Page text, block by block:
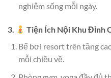
nghiệm sống mỗi ngày.
3.
Tiện Ích Nội Khu Đỉnh
Bể bơi resort trên tầng
mỗi chiều về.